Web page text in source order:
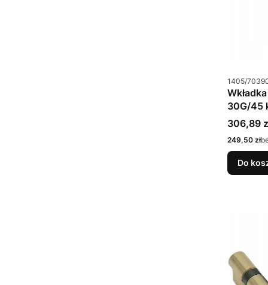
Kod
1405/
30G/45
Cena
306,89
Cena netto
249,50 zł
Do